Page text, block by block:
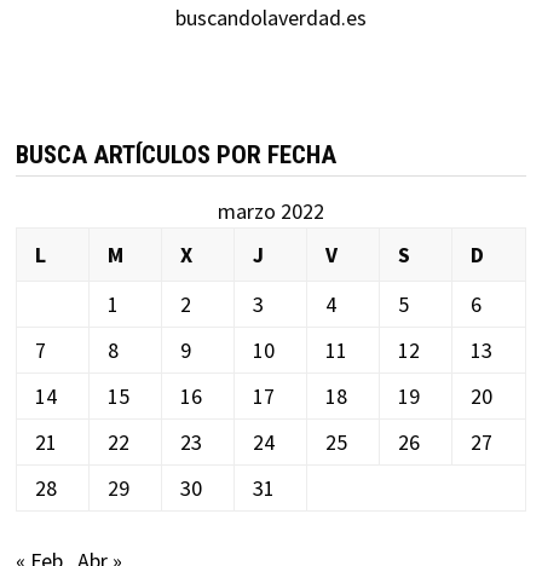
buscandolaverdad.es
BUSCA ARTÍCULOS POR FECHA
marzo 2022
L
M X J V S
D
1
2 3 4 5
6
7
8 9 10 11 12
13
14
15 16 17 18 19
20
21
22 23 24 25 26
27
28
29 30 31
« Feb Abr »